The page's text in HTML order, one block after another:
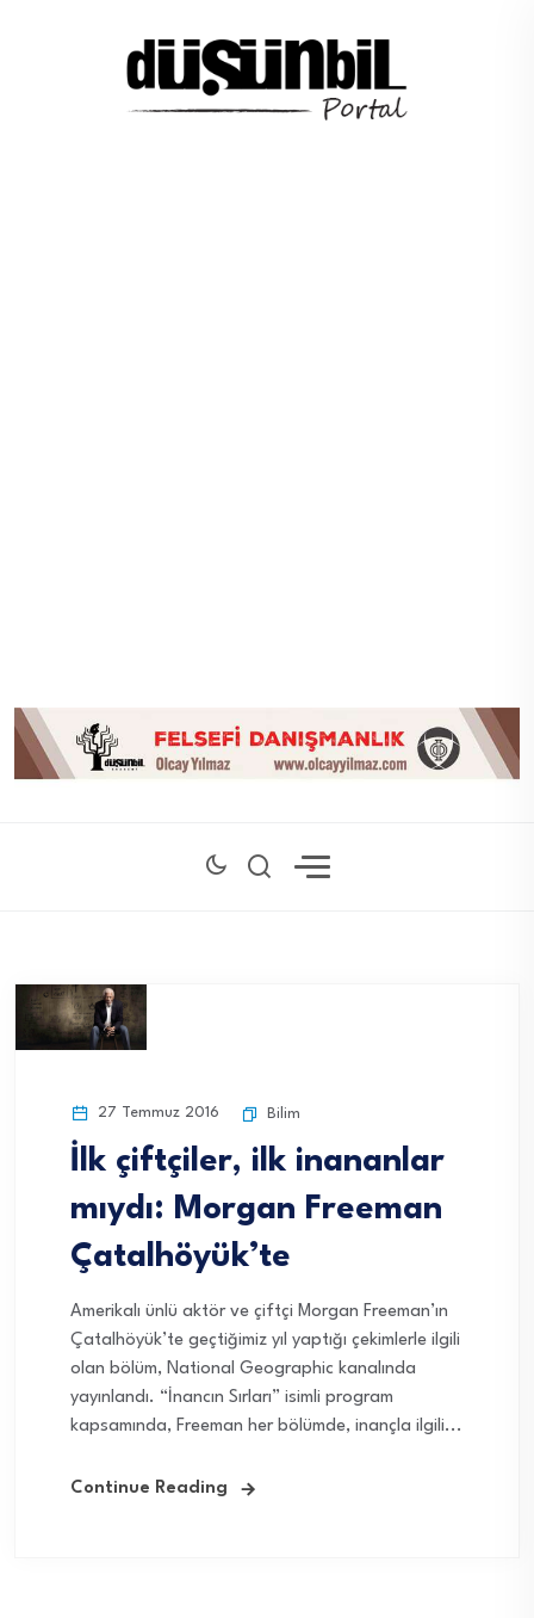
27 Temmuz 2016 Bilim
İlk çiftçiler, ilk inananlar
mıydı: Morgan Freeman
Çatalhöyük’te
Amerikalı ünlü aktör ve çiftçi Morgan Freeman’ın
Çatalhöyük’te geçtiğimiz yıl yaptığı çekimlerle ilgili
olan bölüm, National Geographic kanalında
yayınlandı. “İnancın Sırları” isimli program
kapsamında, Freeman her bölümde, inançla ilgili...
Continue Reading